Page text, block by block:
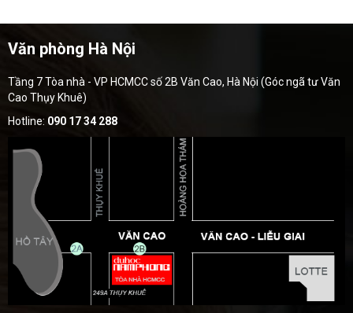
Văn phòng Hà Nội
Tầng 7 Tòa nhà - VP HCMCC số 2B Văn Cao, Hà Nội (Góc ngã tư Văn
Cao Thụy Khuê)
Hotline: 090 17 34 288